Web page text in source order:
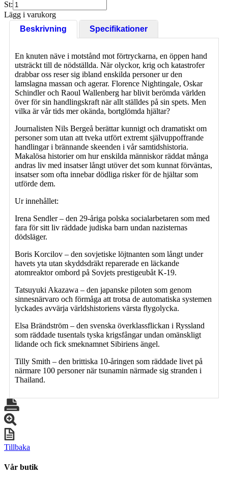
St:
Lägg i varukorg
Beskrivning
Specifikationer
En knuten näve i motstånd mot förtryckarna, en öppen hand
utsträckt till de nödställda. När olyckor, krig och katastrofer
drabbar oss reser sig ibland enskilda personer ur den
lamslagna massan och agerar. Florence Nightingale, Oskar
Schindler och Raoul Wallenberg har blivit berömda världen
över för sin handlingskraft när allt ställdes på sin spets. Men
vilka är vår tids mer okända, bortglömda hjältar?
Journalisten Nils Bergeå berättar kunnigt och dramatiskt om
personer som utan att tveka utfört extremt självuppoffrande
handlingar i brännande skeenden i vår samtidshistoria.
Makalösa historier om hur enskilda människor räddat många
andras liv med insatser långt utöver det som kunnat förväntas,
insatser som ofta innebar dödliga risker för de hjältar som
utförde dem.
Ur innehållet:
Irena Sendler – den 29-åriga polska socialarbetaren som med
fara för sitt liv räddade judiska barn undan nazisternas
dödsläger.
Boris Korcilov – den sovjetiske löjtnanten som långt under
havets yta utan skyddsdräkt reparerade en läckande
atomreaktor ombord på Sovjets prestigeubåt K-19.
Tatsuyuki Akazawa – den japanske piloten som genom
sinnesnärvaro och förmåga att trotsa de automatiska systemen
lyckades avvärja världshistoriens värsta flygolycka.
Elsa Brändström – den svenska överklassflickan i Ryssland
som räddade tusentals tyska krigsfångar undan omänskligt
lidande och fick smeknamnet Sibiriens ängel.
Tilly Smith – den brittiska 10-åringen som räddade livet på
närmare 100 personer när tsunamin närmade sig stranden i
Thailand.
Tillbaka
Vår butik